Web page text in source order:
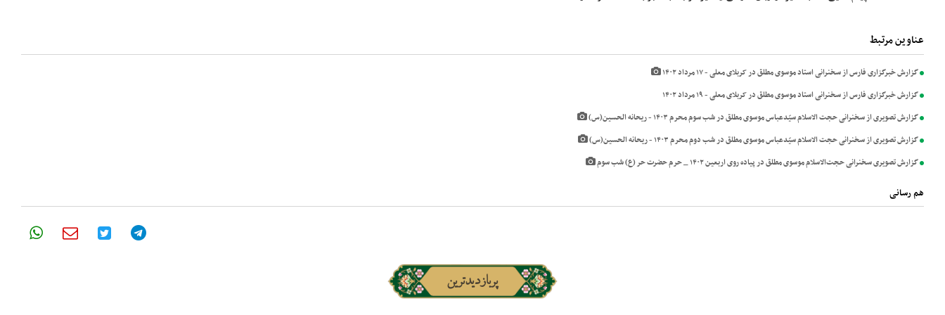
عناوین مرتبط
گزارش خبرگزاری فارس از سخنرانی استاد موسوی مطلق در کربلای معلی - ۱۷ مرداد ۱۴۰۲
گزارش خبرگزاری فارس از سخنرانی استاد موسوی مطلق در کربلای معلی - ۱۹ مرداد ۱۴۰۲
گزارش تصویری از سخنرانی حجت الاسلام سیّدعباس موسوی مطلق در شب سوم محرم ۱۴۰۳ - ريحانه الحسين(س)
گزارش تصویری از سخنرانی حجت الاسلام سیّدعباس موسوی مطلق در شب دوم محرم ۱۴۰۳ - ريحانه الحسين(س)
گزارش تصویری سخنرانی حجت‌الاسلام موسوی مطلق در پیاده روی اربعین ۱۴۰۲ _ حرم حضرت حر (ع) شب سوم
هم رسانی
پربازدیدترین